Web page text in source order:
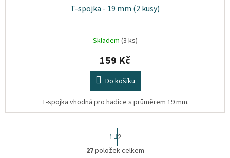
T-spojka - 19 mm (2 kusy)
Skladem (3 ks)
159 Kč
Do košíku
T-spojka vhodná pro hadice s průměrem 19 mm.
S
t
r
1 2
27položek celkem